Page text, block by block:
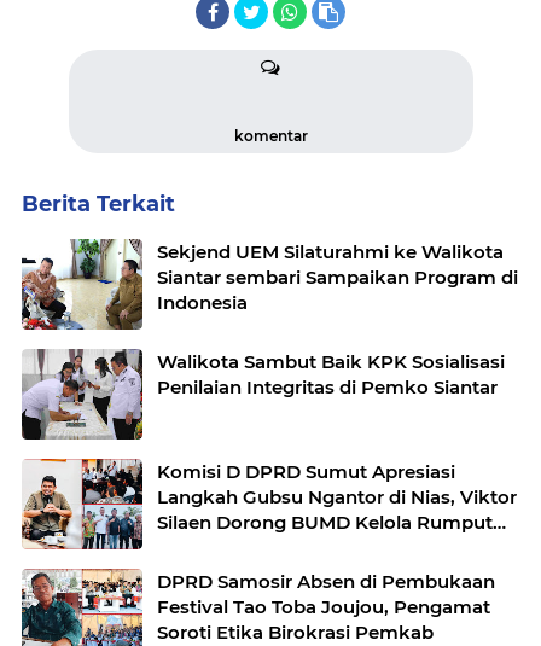
komentar
Berita Terkait
Sekjend UEM Silaturahmi ke Walikota
Siantar sembari Sampaikan Program di
Indonesia
Walikota Sambut Baik KPK Sosialisasi
Penilaian Integritas di Pemko Siantar
Komisi D DPRD Sumut Apresiasi
Langkah Gubsu Ngantor di Nias, Viktor
Silaen Dorong BUMD Kelola Rumput
DPRD Samosir Absen di Pembukaan
Festival Tao Toba Joujou, Pengamat
Soroti Etika Birokrasi Pemkab